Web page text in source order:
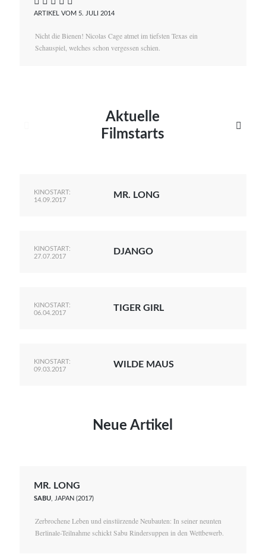
ARTIKEL VOM 5. JULI 2014
Nicht die Bienen! Nicolas Cage atmet im tiefsten Texas ein
Schauspiel, welches schon vergessen schien.
Aktuelle
Filmstarts

KINOSTART:
14.09.2017
MR. LONG
KINOSTART:
27.07.2017
DJANGO
KINOSTART:
06.04.2017
TIGER GIRL
KINOSTART:
09.03.2017
WILDE MAUS
Neue Artikel
MR. LONG
SABU , JAPAN (2017)
Zerbrochene Leben und einstürzende Neubauten: In seiner neunten
Berlinale-Teilnahme schickt Sabu Rindersuppen in den Wettbewerb.